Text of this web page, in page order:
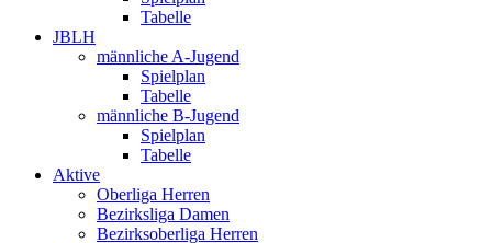
Tabelle
JBLH
männliche A-Jugend
Spielplan
Tabelle
männliche B-Jugend
Spielplan
Tabelle
Aktive
Oberliga Herren
Bezirksliga Damen
Bezirksoberliga Herren